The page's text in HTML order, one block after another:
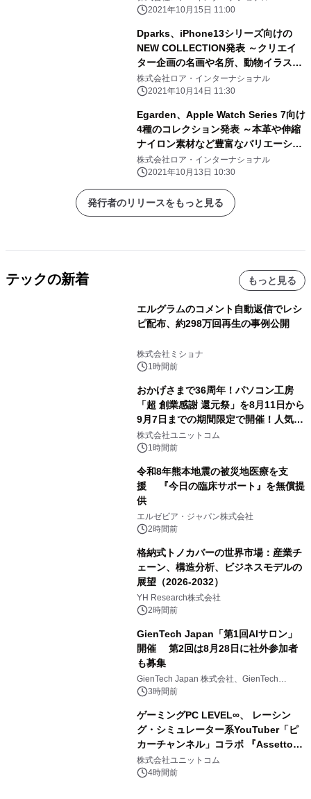
販売＆キャンペーン実施中～
2021年10月15日 11:00
Dparks、iPhone13シリーズ向けの
NEW COLLECTION発表 ～クリエイ
ター企画の名画や名所、動物イラスト
のオリジナルデザインをラインアップ
～
株式会社ロア・インターナショナル
2021年10月14日 11:30
Egarden、Apple Watch Series 7向け
4種のコレクション発表 ～本革や伸縮
ナイロン素材など豊富なバリエーショ
ン～
株式会社ロア・インターナショナル
2021年10月13日 10:30
発行者のリリースをもっと見る
テックの新着 もっと見る
エルグラムのコメント自動返信でレシ
ピ配布、約298万回再生の事例公開
株式会社ミショナ
1時間前
おかげさまで36周年！パソコン工房
「超 創業感謝 還元祭」を8月11日から
9月7日までの期間限定で開催！人気の
ゲーミングPCや高性能ノートPCなど
対象iiyama PCのご購入で最大3万円分
株式会社ユニットコム
1時間前
令和8年熊本地震の被災地医療を支
援 『今日の臨床サポート』を無償提
供
エルゼビア・ジャパン株式会社
2時間前
格納式トノカバーの世界市場：産業チ
ェーン、構造分析、ビジネスモデルの
展望（2026-2032）
YH Research株式会社
2時間前
GienTech Japan「第1回AIサロン」
開催 第2回は8月28日に社外参加者
も募集
GienTech Japan 株式会社、GienTech
Consulting Japan 株式会社
3時間前
ゲーミングPC LEVEL∞、 レーシン
グ・シミュレーター系YouTuber「ピ
カーチャンネル」コラボ 『Assetto
Corsa EVO』推奨パソコン販売中
株式会社ユニットコム
4時間前